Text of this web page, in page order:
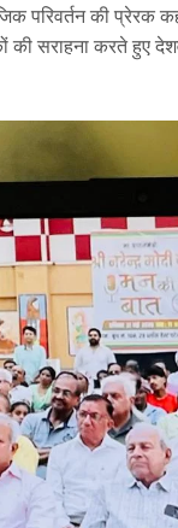
परिवर्तन की प्रेरक
की सराहना करते हुए